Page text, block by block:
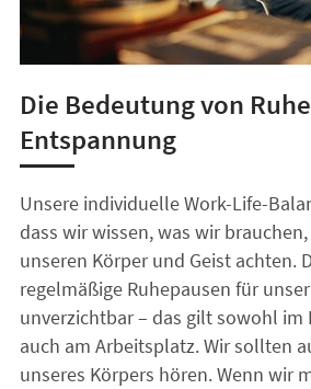
Die Bedeutung von
Entspannung
Unsere individuelle Work-Life-
dass wir wissen, was wir
unseren Körper und Geist achten.
regelmäßige Ruhepausen für
unverzichtbar – das gilt sowohl im
auch am Arbeitsplatz. Wir sollten
unseres Körpers hören. Wenn wir